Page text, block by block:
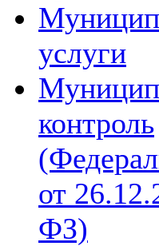
услуги
контроль
от
ФЗ)